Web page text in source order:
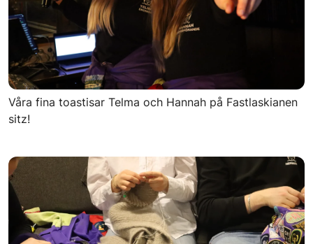
Våra fina toastisar Telma och Hannah på Fastlaskianen
sitz!